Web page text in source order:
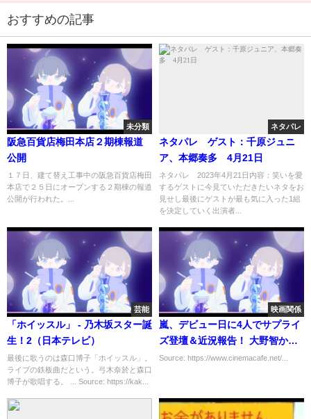
おすすめの記事
未分類
阪急百貨店梅田本店２期棟報道
公開
１７日、建て替え工事中の阪急百貨店梅田
本店で２５日にオープンする２期棟の報道
公開が行われた。...
ネタパレ
ネタパレ ゲスト：千原ジュニ
ア、本郷奏多 4月21日
ネタパレ 2023年4月21日内容：笑いを愛
するゲストに今見ていただきたいネタをお
見せし最後にゲストが最も気に入った1組
を決定していく出演者...
芸能
「ホイッスル」 - 乃木坂スター誕
生！2（日本テレビ）
最後に歌うのは森口博子「ホイッスル」。
ライブの鉄板曲だという。弓木奈於と森口
博子が歌唱する。 ... Source: https://kak...
映画関係
嵐、デビュー日に4人でサプライ
ズ登壇＆近況報告！ 大野智から
メッセージも『ARASHI 5×20
Source: https://www.cinemacafe.net/...